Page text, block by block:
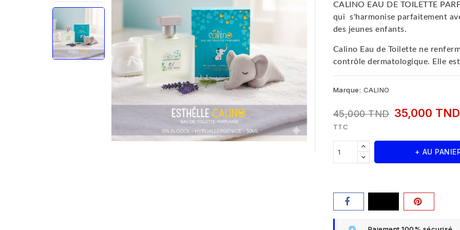
CALINO EAU DE TOILETTE
qui s'harmonise parfaitement
des jeunes enfants.
Calino Eau de Toilette ne
contrôle dermatologique. Elle
Marque: CALINO
45,000 TND 35,000
TTC
+ AU